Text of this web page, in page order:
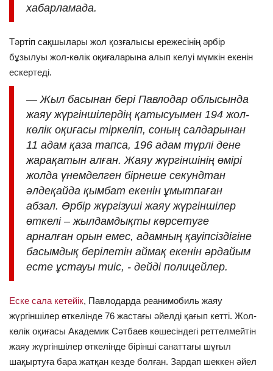
хабарламада.
Тәртіп сақшылары жол қозғалысы ережесінің әрбір
бұзылуы жол-көлік оқиғаларына алып келуі мүмкін екенін
ескертеді.
— Жыл басынан бері Павлодар облысында
жаяу жүргіншілердің қатысуымен 194 жол-
көлік оқиғасы тіркеліп, соның салдарынан
11 адам қаза тапса, 196 адам түрлі дене
жарақатын алған. Жаяу жүргіншінің өмірі
жолда үнемделген бірнеше секундтан
әлдеқайда қымбат екенін ұмытпаған
абзал. Әрбір жүргізуші жаяу жүргіншілер
өткелі – жылдамдықты көрсетуге
арналған орын емес, адамның қауіпсіздігіне
басымдық берілетін аймақ екенін әрдайым
есте ұстауы тиіс, - дейді полицейлер.
Еске сала кетейік, Павлодарда реанимобиль жаяу
жүргіншілер өткелінде 76 жастағы әйелді қағып кетті. Жол-
көлік оқиғасы Академик Сәтбаев көшесіндегі реттелмейтін
жаяу жүргіншілер өткелінде бірінші санаттағы шұғыл
шақыртуға бара жатқан кезде болған. Зардап шеккен әйел